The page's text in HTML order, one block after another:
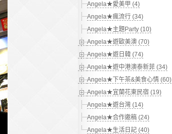
Angela★愛美甲 (4)
Angela★瘋流行 (34)
Angela★主題Party (10)
Angela★遊歐美澳 (70)
Angela★遊日韓 (74)
Angela★遊中港澳泰新菲 (34)
Angela★下午茶&美食心情 (60)
Angela★宜蘭花東民宿 (19)
Angela★遊台灣 (14)
Angela★合作邀稿 (24)
Angela★生活日記 (40)